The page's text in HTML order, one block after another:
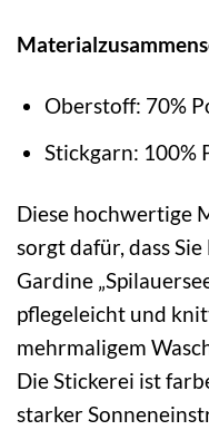
Oberstoff: 70%
Stickgarn: 100%
Diese hochwertige
sorgt dafür, dass
Gardine
pflegeleicht und
mehrmaligem
Die Stickerei ist
starker